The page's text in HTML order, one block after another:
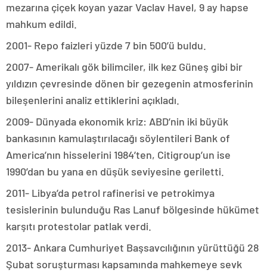
mezarına çiçek koyan yazar Vaclav Havel, 9 ay hapse
mahkum edildi.
2001- Repo faizleri yüzde 7 bin 500’ü buldu.
2007- Amerikalı gök bilimciler, ilk kez Güneş gibi bir
yıldızın çevresinde dönen bir gezegenin atmosferinin
bileşenlerini analiz ettiklerini açıkladı.
2009- Dünyada ekonomik kriz: ABD’nin iki büyük
bankasının kamulaştırılacağı söylentileri Bank of
America’nın hisselerini 1984’ten, Citigroup’un ise
1990’dan bu yana en düşük seviyesine geriletti.
2011- Libya’da petrol rafinerisi ve petrokimya
tesislerinin bulunduğu Ras Lanuf bölgesinde hükümet
karşıtı protestolar patlak verdi.
2013- Ankara Cumhuriyet Başsavcılığının yürüttüğü 28
Şubat soruşturması kapsamında mahkemeye sevk